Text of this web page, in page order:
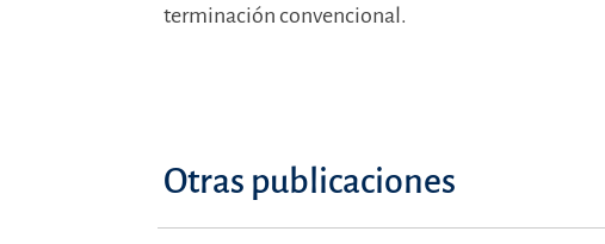
terminación convencional.
Otras publicaciones